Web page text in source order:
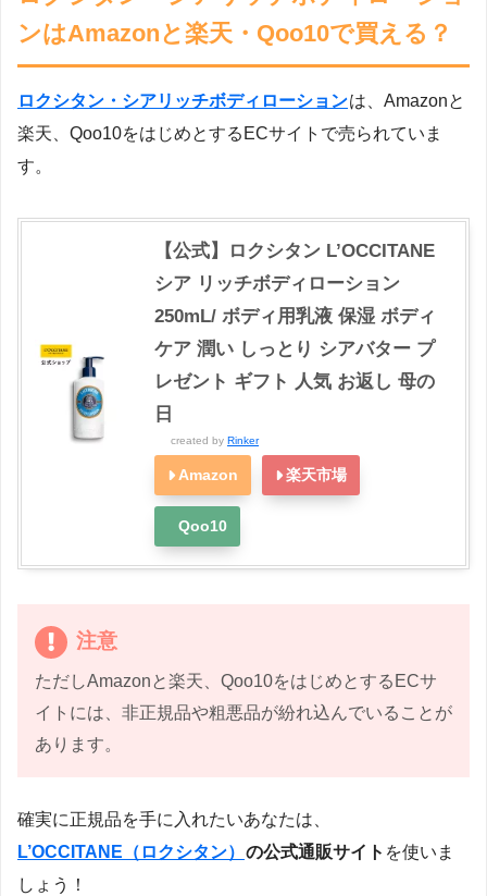
ンはAmazonと楽天・Qoo10で買える？
ロクシタン・シアリッチボディローションは、Amazonと
楽天、Qoo10をはじめとするECサイトで売られていま
す。
【公式】ロクシタン L’OCCITANE
シア リッチボディローション
250mL/ ボディ用乳液 保湿 ボディ
ケア 潤い しっとり シアバター プ
レゼント ギフト 人気 お返し 母の
日
created by Rinker
Amazon 楽天市場
Qoo10
注意
ただしAmazonと楽天、Qoo10をはじめとするECサ
イトには、非正規品や粗悪品が紛れ込んでいることが
あります。
確実に正規品を手に入れたいあなたは、
L’OCCITANE（ロクシタン） の公式通販サイト を使いま
しょう！